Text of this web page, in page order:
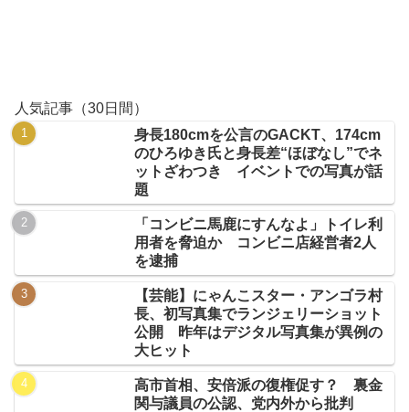
人気記事（30日間）
身長180cmを公言のGACKT、174cm
のひろゆき氏と身長差“ほぼなし”でネ
ットざわつき イベントでの写真が話
題
「コンビニ馬鹿にすんなよ」トイレ利
用者を脅迫か コンビニ店経営者2人
を逮捕
【芸能】にゃんこスター・アンゴラ村
長、初写真集でランジェリーショット
公開 昨年はデジタル写真集が異例の
大ヒット
高市首相、安倍派の復権促す？ 裏金
関与議員の公認、党内外から批判